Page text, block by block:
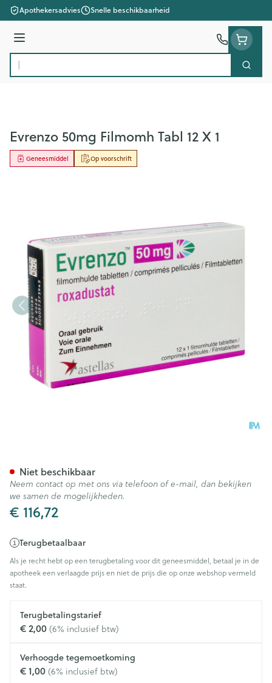
Ga naar de inhoud
Apothekersadvies Snelle beschikbaarheid
Menu
Product, merk, categorie...
Zoek
Evrenzo 50mg Filmomh Tabl 12 X 1
Op voorschrift
Geneesmiddel
€ 116,72
Terugbetaalbaar
Als je recht hebt op een terugbetaling voor dit geneesmiddel, betaal je in de
apotheek een verlaagde prijs en niet de prijs die op onze webshop vermeld
staat.
Terugbetalingstarief
€ 2,00(6% inclusief btw)
Verhoogde tegemoetkoming
€ 1,00(6% inclusief btw)
Niet beschikbaar
Neem contact op met ons via telefoon of e-mail, dan bekijken
we samen de mogelijkheden.